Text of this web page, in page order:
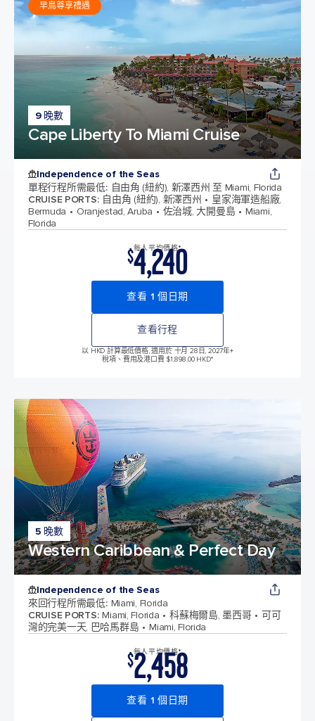
9 晚數
Cape Liberty To Miami Cruise
早鳥尊享禮遇
Independence of the Seas
單程行程所需最低: 自由角 (紐約), 新澤西州 至 Miami, Florida
CRUISE PORTS: 自由角 (紐約), 新澤西州
皇家海軍造船廠,
Bermuda
Oranjestad, Aruba 佐治城, 大開曼島
Miami,
Florida
每人平均價格*
$4,240
查看 1 個日期
查看行程
以 HKD 計算最低價格, 適用於 十月 28日, 2027年+
稅項、費用及港口費 $1,898.00 HKD*
5 晚數
Western Caribbean & Perfect Day
Independence of the Seas
來回行程所需最低: Miami, Florida
CRUISE PORTS: Miami, Florida 科蘇梅爾島, 墨西哥
可可
灣的完美一天, 巴哈馬群島
Miami, Florida
每人平均價格*
$2,458
查看 1 個日期